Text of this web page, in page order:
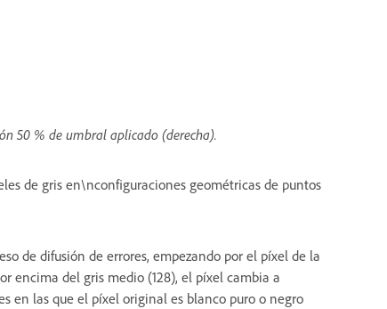
50 % de umbral aplicado (derecha).
de gris en\nconfiguraciones geométricas de puntos
de difusión de errores, empezando por el píxel de la
encima del gris medio (128), el píxel cambia a
en las que el píxel original es blanco puro o negro